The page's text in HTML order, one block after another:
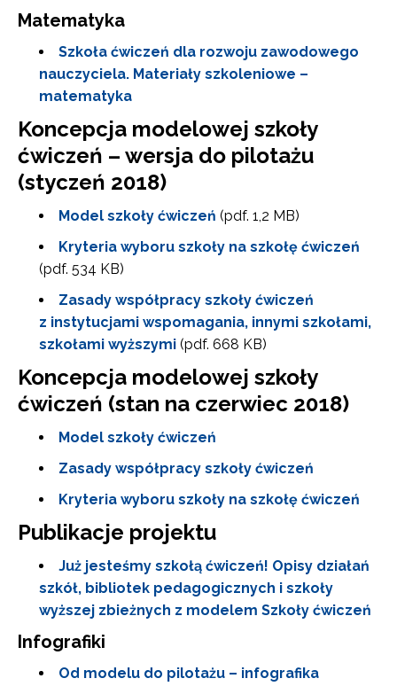
Matematyka
Szkoła ćwiczeń dla rozwoju zawodowego
nauczyciela. Materiały szkoleniowe –
matematyka
Koncepcja modelowej szkoły
ćwiczeń – wersja do pilotażu
(styczeń 2018)
Model szkoły ćwiczeń (pdf. 1,2 MB)
Kryteria wyboru szkoły na szkołę ćwiczeń
(pdf. 534 KB)
Zasady współpracy szkoły ćwiczeń
z instytucjami wspomagania, innymi szkołami,
szkołami wyższymi (pdf. 668 KB)
Koncepcja modelowej szkoły
ćwiczeń (stan na czerwiec 2018)
Model szkoły ćwiczeń
Zasady współpracy szkoły ćwiczeń
Kryteria wyboru szkoły na szkołę ćwiczeń
Publikacje projektu
Już jesteśmy szkołą ćwiczeń! Opisy działań
szkół, bibliotek pedagogicznych i szkoły
wyższej zbieżnych z modelem Szkoły ćwiczeń
Infografiki
Od modelu do pilotażu – infografika
Newsletter ORE
informacjami
o szkoleniach i programach.
Adres e-mail:
Wyrażam zgodę na przetwarzanie moich danych
osobowych przez ORE w celach marketingowych.
Zapisuję się